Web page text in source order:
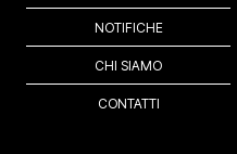
NOTIFICHE
CHI SIAMO
CONTATTI